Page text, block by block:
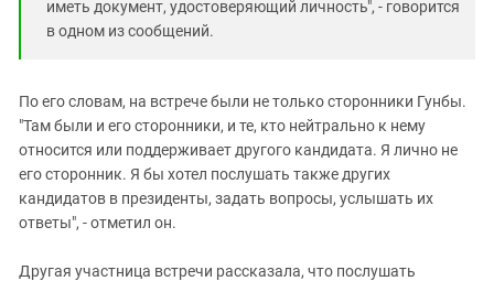
иметь документ, удостоверяющий личность", - говорится
в одном из сообщений.
По его словам, на встрече были не только сторонники Гунбы.
"Там были и его сторонники, и те, кто нейтрально к нему
относится или поддерживает другого кандидата. Я лично не
его сторонник. Я бы хотел послушать также других
кандидатов в президенты, задать вопросы, услышать их
ответы", - отметил он.
Другая участница встречи рассказала, что послушать